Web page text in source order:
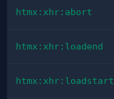
htmx:xhr:abort
htmx:xhr:loadend
htmx:xhr:loadstart